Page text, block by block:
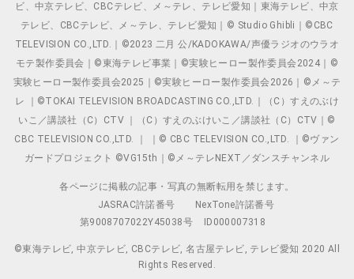
ビ、中京テレビ、CBCテレビ、メ～テレ、テレビ愛知｜東海テレビ、中京
テレビ、CBCテレビ、メ～テレ、テレビ愛知｜© Studio Ghibli｜©CBC
TELEVISION CO.,LTD.｜©2023 二月 公/KADOKAWA/声優ラジオのウラオ
モテ製作委員会｜©東海テレビ事業｜©実験ヒーロー製作委員会2024｜©
実験ヒーロー製作委員会2025｜©実験ヒーロー製作委員会2026｜©メ～テ
レ ｜©TOKAI TELEVISION BROADCASTING CO.,LTD.｜（C）すえのぶけ
いこ／講談社（C）CTV ｜（C）すえのぶけいこ／講談社（C）CTV｜©
CBC TELEVISION CO.,LTD. ｜ ｜© CBC TELEVISION CO.,LTD. ｜©ヴァン
ガードプロジェクト ©VG15th｜©メ～テレNEXT／ダンスチャンネル
各ページに掲載の記事・写真の無断転用を禁じます。
JASRAC許諾番号
NexTone許諾番号
第9008707022Y45038号
ID000007318
©東海テレビ, 中京テレビ, CBCテレビ, 名古屋テレビ, テレビ愛知 2020 All
Rights Reserved.